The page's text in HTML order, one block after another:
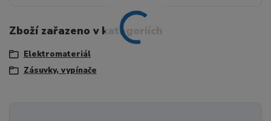
Zboží zařazeno v kategoriích
Elektromateriál
Zásuvky, vypínače